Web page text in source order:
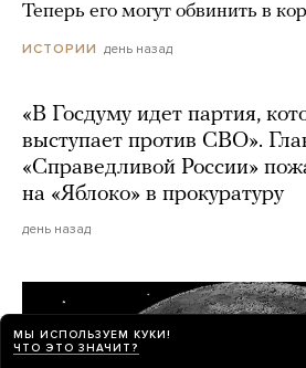
Теперь его могут обвинить в
ИСТОРИИ день назад
«В Госдуму идет партия,
выступает против СВО».
«Справедливой России»
на «Яблоко» в прокуратуру
день назад
МЫ ИСПОЛЬЗУЕМ КУКИ!
ЧТО ЭТО ЗНАЧИТ?